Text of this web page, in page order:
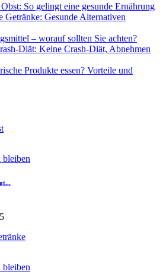
So gelingt eine gesunde Ernährung
Getränke: Gesunde Alternativen
– worauf sollten Sie achten?
Diät: Keine Crash-Diät, Abnehmen
Produkte essen? Vorteile und